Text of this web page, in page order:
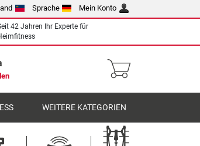
Sprache Mein Konto
42 Jahren Ihr Experte für
WEITERE KATEGORIEN